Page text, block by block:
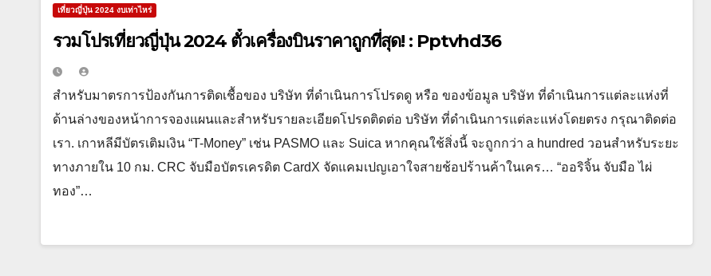
เที่ยวญี่ปุ่น 2024 งบเท่าไหร่
รวมโปรเที่ยวญี่ปุ่น 2024 ตั๋วเครื่องบินราคาถูกที่สุด! : Pptvhd36
สำหรับมาตรการป้องกันการติดเชื้อของ บริษัท ที่ดำเนินการโปรดดู หรือ ของข้อมูล บริษัท ที่ดำเนินการแต่ละแห่งที่
ด้านล่างของหน้าการจองแผนและสำหรับรายละเอียดโปรดติดต่อ บริษัท ที่ดำเนินการแต่ละแห่งโดยตรง กรุณาติดต่อ
เรา. เกาหลีมีบัตรเติมเงิน “T-Money” เช่น PASMO และ Suica หากคุณใช้สิ่งนี้ จะถูกกว่า a hundred วอนสำหรับระยะ
ทางภายใน 10 กม. CRC จับมือบัตรเครดิต CardX จัดแคมเปญเอาใจสายช้อปร้านค้าในเคร… “ออริจิ้น จับมือ ไผ่
ทอง”…